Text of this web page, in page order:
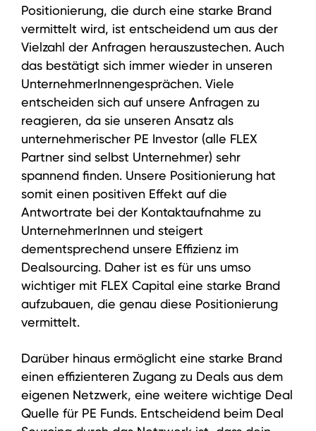
Positionierung, die durch eine starke Brand
vermittelt wird, ist entscheidend um aus der
Vielzahl der Anfragen herauszustechen. Auch
das bestätigt sich immer wieder in unseren
UnternehmerInnengesprächen. Viele
entscheiden sich auf unsere Anfragen zu
reagieren, da sie unseren Ansatz als
unternehmerischer PE Investor (alle FLEX
Partner sind selbst Unternehmer) sehr
spannend finden. Unsere Positionierung hat
somit einen positiven Effekt auf die
Antwortrate bei der Kontaktaufnahme zu
UnternehmerInnen und steigert
dementsprechend unsere Effizienz im
Dealsourcing. Daher ist es für uns umso
wichtiger mit FLEX Capital eine starke Brand
aufzubauen, die genau diese Positionierung
vermittelt.
Darüber hinaus ermöglicht eine starke Brand
einen effizienteren Zugang zu Deals aus dem
eigenen Netzwerk, eine weitere wichtige Deal
Quelle für PE Funds. Entscheidend beim Deal